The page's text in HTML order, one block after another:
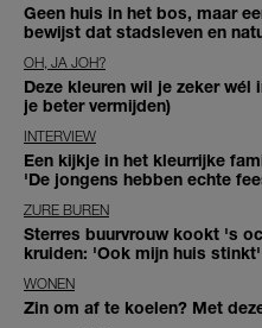
Geen huis in het bos, maar
bewijst dat stadsleven en
OH, JA JOH?
Deze kleuren wil je zeker wél
je beter vermijden)
INTERVIEW
Een kijkje in het kleurrijke
'De jongens hebben echte
ZURE BUREN
Sterres buurvrouw kookt 's
kruiden: 'Ook mijn huis stinkt'
WONEN
Zin om af te koelen? Met